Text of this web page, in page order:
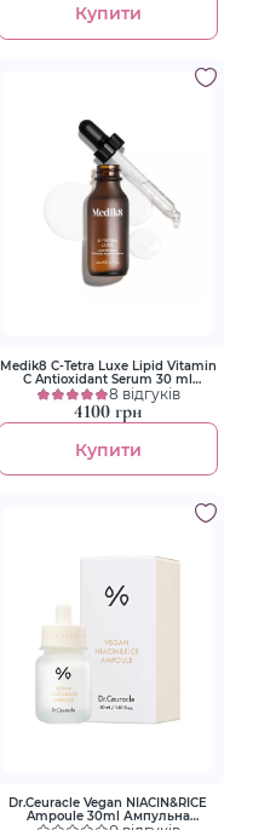
Купити
Medik8 C-Tetra Luxe Lipid Vitamin
C Antioxidant Serum 30 ml
Антиоксидантна інтенсивна
сироватка з вітаміном С
8 відгуків
4100 грн
Купити
Dr.Ceuracle Vegan NIACIN&RICE
Ampoule 30ml Ампульна